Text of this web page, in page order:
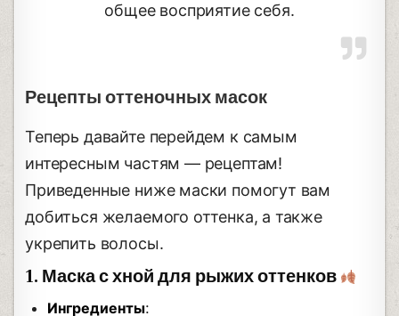
общее восприятие себя.
Рецепты оттеночных масок
Теперь давайте перейдем к самым
интересным частям — рецептам!
Приведенные ниже маски помогут вам
добиться желаемого оттенка, а также
укрепить волосы.
1. Маска с хной для рыжих оттенков
Ингредиенты: